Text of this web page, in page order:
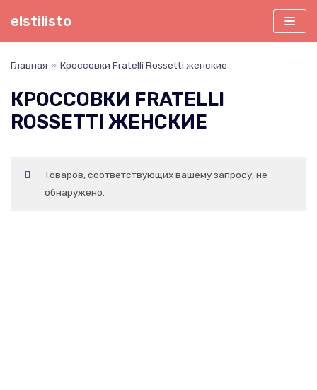
Перейти
elstilisto
Главная » Кроссовки Fratelli Rossetti женские
КРОССОВКИ FRATELLI
ROSSETTI ЖЕНСКИЕ
Товаров, соответствующих вашему запросу, не
обнаружено.